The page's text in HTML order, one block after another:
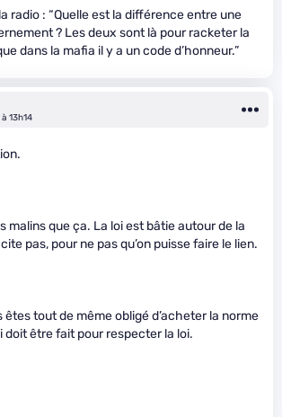
radio : “Quelle est la différence entre une
? Les deux sont là pour racketer la
dans la mafia il y a un code d’honneur.”
13h14
malins que ça. La loi est bâtie autour de la
pas, pour ne pas qu’on puisse faire le lien.
êtes tout de même obligé d’acheter la norme
doit être fait pour respecter la loi.